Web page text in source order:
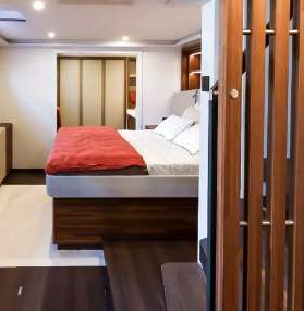
ZONA DE
/
9.2m²
Solárium
Sí
Tabla
Sí
Asiento